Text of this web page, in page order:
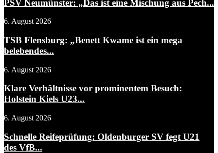
PSV Neumünster: „Das ist eine Mischung aus Pech...
6. August 2026
TSB Flensburg: „Benett Kwame ist ein mega
belebendes...
6. August 2026
Klare Verhältnisse vor prominentem Besuch:
Holstein Kiels U23...
6. August 2026
Schnelle Reifeprüfung: Oldenburger SV fegt U21
des VfB...